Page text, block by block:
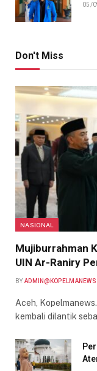
05/
Don't Miss
NASIONAL
Mujiburrahman
UIN Ar-Raniry
BY
Aceh,
kembali dilantik